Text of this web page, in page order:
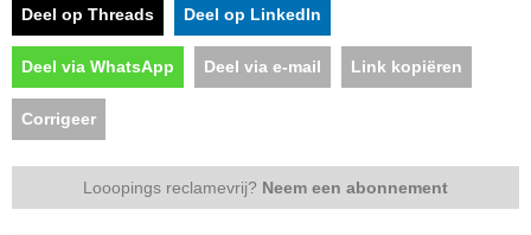
Deel op Threads Deel op LinkedIn
Deel via WhatsApp Deel via e-mail Link kopiëren
Corrigeer
Looopings reclamevrij? Neem een abonnement